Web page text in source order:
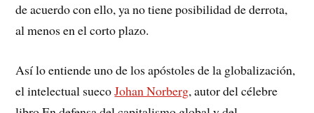
de acuerdo con ello, ya no tiene posibilidad de derro­ta,
al menos en el corto plazo.
Así lo entiende uno de los apóstoles de la globali­zación,
el intelectual suecoJohan Norberg, autor del célebre